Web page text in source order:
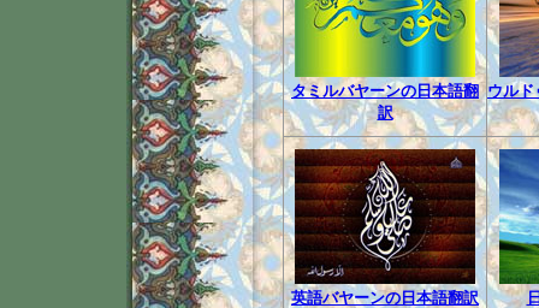
タミルバヤーンの日本語翻
訳
ウルド
英語バヤーンの日本語翻訳